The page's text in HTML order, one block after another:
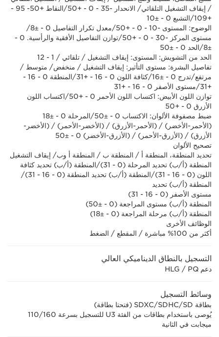
/ إيقاف التشغيل التلقائي/ الانحدار -35 - 0 - +50/النقاط +50- 95 -
+109/التشبع 0 - ±10
الوضوح: المستوى -10 - 0 - +50/معدل تكرار التفاصيل 0 - ±8/
مستوى المركز -30 - 0 - +50/توازن التفاصيل الأفقية والرأسية. 0 -
±8/الحد 0 - ±50
الحد من التشويش: المستوى: إيقاف التشغيل / تلقائي / 1 - 12
تفاصيل البشرة: مستوى التأثير: إيقاف التشغيل / منخفض/ متوسط /
مرتفع/تدرج 0 - ±16/كثافة اللون 0 - 16 - +31/المنطقة 0 - 16 -
+31/مستوى الأصفر 0 - 16 - +31
توازن اللون الأبيض: اكتساب اللون الأحمر 0 - +50/اكتساب اللون
الأزرق 0 - +50
ضبط مصفوفة الألوان: الاكتساب 0 - ±50/المرحلة 0 - ±18
(الأحمر-الأخضر) / (الأحمر-الأزرق) / (الأخضر-الأحمر) / (الأخضر-
الأزرق) / (الأزرق-الأحمر) / (الأزرق-الأخضر) 0 - ±50
تصحيح الألوان
تحديد المنطقة، المنطقة أ / المنطقة ب / المنطقة أ وب/ إيقاف التشغيل
المنطقة (أ/ب) تحديد المرحلة (0 - 31)/المنطقة (أ/ب) تحديد كثافة
اللون (0 - 16 - 31)/المنطقة (أ/ب) تحديد المنطقة (0 - 16 - 31)/
المنطقة (أ/ب) تحديد
مستوى الأصفر (0 - 16 - 31)
المنطقة (أ/ب) مستوى المراجعة (0 - ±50)
المنطقة (أ/ب) مرحلة المراجعة (0 - ±18)
الوظائف الأخرى
أكثر من 100% مباشرة / المقطع / الضغط
التسجيل بالنطاق الديناميكي العالي
دعم HLG / PQ
وسائط التسجيل
بطاقة SD‏/SDHC‏/SDXC (فتحتا بطاقة)
يُوصى باستخدام بطاقات من الفئة U3 للتسجيل بسرعة 160/‏110
ميجابت في الثانية